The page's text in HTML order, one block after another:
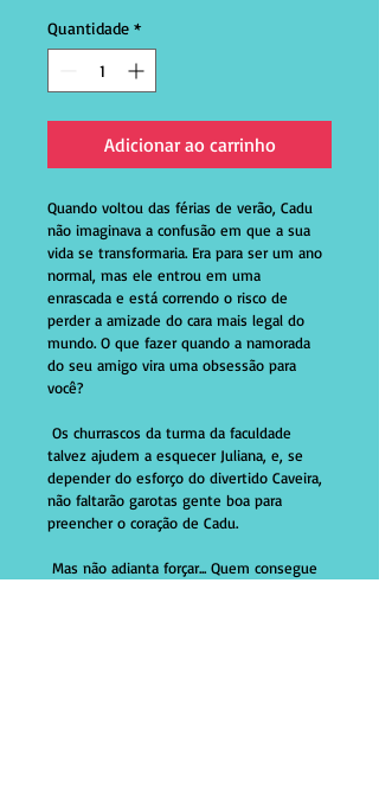
Quantidade *
Adicionar ao carrinho
Quando voltou das férias de verão, Cadu
não imaginava a confusão em que a sua
vida se transformaria. Era para ser um ano
normal, mas ele entrou em uma
enrascada e está correndo o risco de
perder a amizade do cara mais legal do
mundo. O que fazer quando a namorada
do seu amigo vira uma obsessão para
você?
Os churrascos da turma da faculdade
talvez ajudem a esquecer Juliana, e, se
depender do esforço do divertido Caveira,
não faltarão garotas gente boa para
preencher o coração de Cadu.
Mas não adianta forçar... Quem consegue